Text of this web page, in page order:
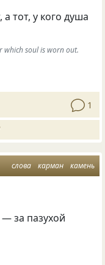
а тот, у кого душа
which soul is worn out.
1
слова карман камень
за пазухой